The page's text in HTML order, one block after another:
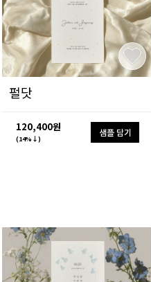
펄닷
120,400원
(14%↓)
샘플 담기